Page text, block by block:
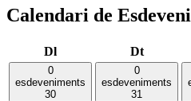
Calendari de
DlDilluns DtDimarts
0
esdeveniments
30
0
esdeveniments
31